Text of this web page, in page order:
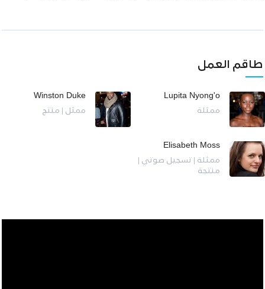
طاقم العمل
Lupita Nyong'o
ممثلة
Winston Duke
ممثل | منتج
Elisabeth Moss
ممثلة | تسجيل صوتي |
منتجة